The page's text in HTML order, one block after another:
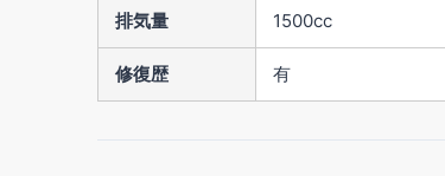
排気量 1500cc
修復歴 有